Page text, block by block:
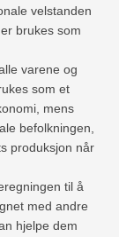
velstanden
brukes som
varene og
som et
mens
befolkningen,
produksjon når
til å
med andre
hjelpe dem